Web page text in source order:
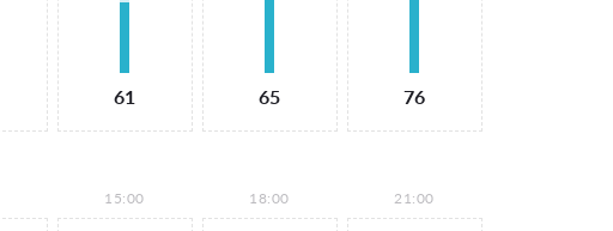
61 65 76
15:00 18:00 21:00